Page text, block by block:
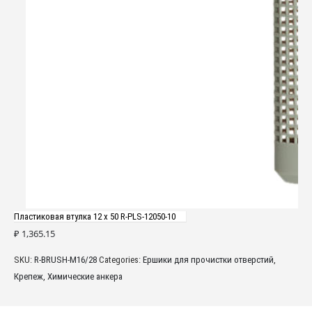
Пластиковая втулка 12 х 50 R-PLS-12050-10
₽ 1,365.15
SKU: R-BRUSH-M16/28 Categories: Ершики для прочистки отверстий
Крепеж Химические анкера